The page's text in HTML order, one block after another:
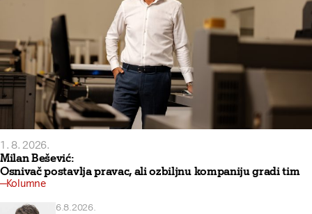
1. 8. 2026.
Milan Bešević:
Osnivač postavlja pravac, ali ozbiljnu kompaniju gradi tim
Kolumne
6.8.2026.